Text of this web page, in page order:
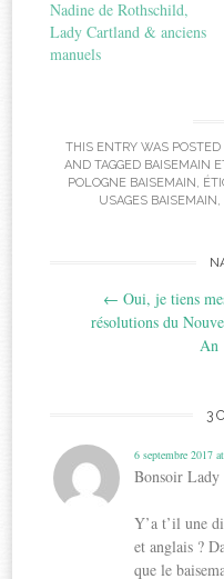
Nadine de Rothschild,
Lady Cartland & anciens
manuels
THIS ENTRY WAS POSTED
AND TAGGED BAISEMAIN
POLOGNE BAISEMAIN,
USAGES BAISEMAIN,
navigation
← Oui, je tiens
résolutions du
An
3
6 septembre 2017
Bonsoir Lady
Y’a t’il une
et anglais ?
que le